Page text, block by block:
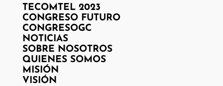
TECOMTEL 2023
CONGRESO FUTURO
CONGRESOGC
NOTICIAS
SOBRE NOSOTROS
QUIENES SOMOS
MISIÓN
VISIÓN